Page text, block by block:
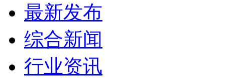
最新发布
综合新闻
行业资讯